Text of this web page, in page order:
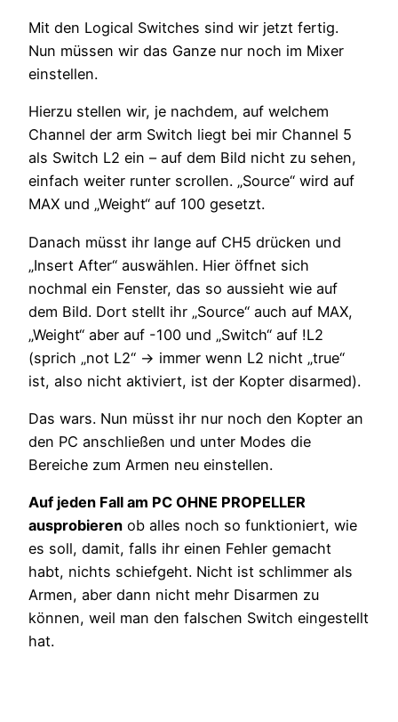
Mit den Logical Switches sind wir jetzt fertig.
Nun müssen wir das Ganze nur noch im Mixer
einstellen.
Hierzu stellen wir, je nachdem, auf welchem
Channel der arm Switch liegt bei mir Channel 5
als Switch L2 ein – auf dem Bild nicht zu sehen,
einfach weiter runter scrollen. „Source“ wird auf
MAX und „Weight“ auf 100 gesetzt.
Danach müsst ihr lange auf CH5 drücken und
„Insert After“ auswählen. Hier öffnet sich
nochmal ein Fenster, das so aussieht wie auf
dem Bild. Dort stellt ihr „Source“ auch auf MAX,
„Weight“ aber auf -100 und „Switch“ auf !L2
(sprich „not L2“ -> immer wenn L2 nicht „true“
ist, also nicht aktiviert, ist der Kopter disarmed).
Das wars. Nun müsst ihr nur noch den Kopter an
den PC anschließen und unter Modes die
Bereiche zum Armen neu einstellen.
Auf jeden Fall am PC OHNE PROPELLER
ausprobieren ob alles noch so funktioniert, wie
es soll, damit, falls ihr einen Fehler gemacht
habt, nichts schiefgeht. Nicht ist schlimmer als
Armen, aber dann nicht mehr Disarmen zu
können, weil man den falschen Switch eingestellt
hat.